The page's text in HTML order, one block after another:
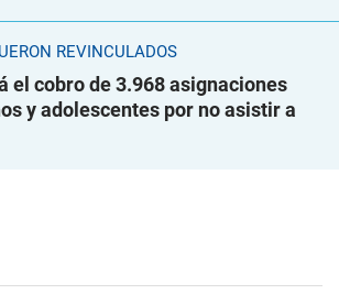
REVINCULADOS
el cobro de 3.968 asignaciones
y adolescentes por no asistir a